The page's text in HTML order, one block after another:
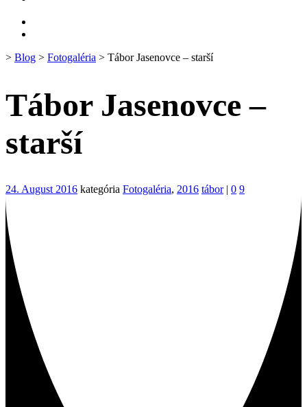
> Blog > Fotogaléria > Tábor Jasenovce – starší
Tábor Jasenovce –
starší
24. August 2016 kategória Fotogaléria, 2016 tábor| 0 9